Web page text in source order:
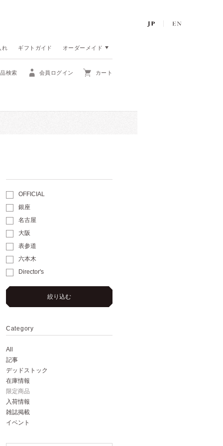
れ ギフトガイド オーダーメイド
検索 会員ログイン カート
OFFICIAL
銀座
名古屋
大阪
表参道
六本木
Director's
絞り込む
Category
All
記事
デッドストック
在庫情報
限定商品
入荷情報
雑誌掲載
イベント